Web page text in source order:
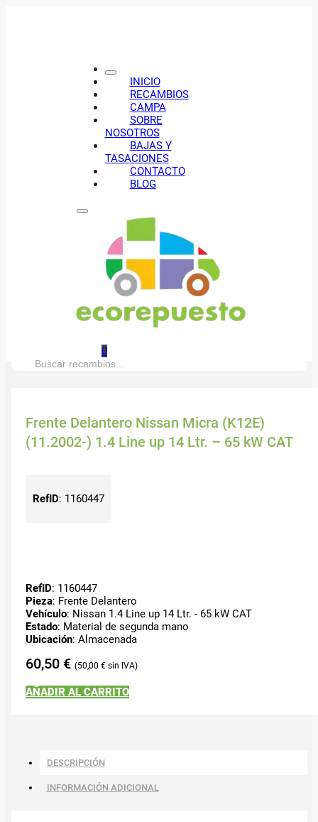
INICIO
RECAMBIOS
CAMPA
SOBRE
NOSOTROS
BAJAS Y
TASACIONES
CONTACTO
BLOG
0
Buscar:
Frente Delantero Nissan Micra (K12E)
(11.2002-) 1.4 Line up 14 Ltr. – 65 kW CAT
RefID: 1160447
RefID: 1160447
Pieza: Frente Delantero
Vehículo: Nissan 1.4 Line up 14 Ltr. - 65 kW CAT
Estado: Material de segunda mano
Ubicación: Almacenada
60,50 € 50,00 €
AÑADIR AL CARRITO
DESCRIPCIÓN
INFORMACIÓN ADICIONAL